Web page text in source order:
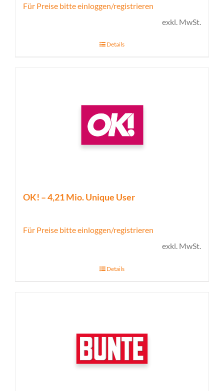
Für Preise bitte einloggen/registrieren
exkl. MwSt.
Details
OK! – 4,21 Mio. Unique User
Für Preise bitte einloggen/registrieren
exkl. MwSt.
Details